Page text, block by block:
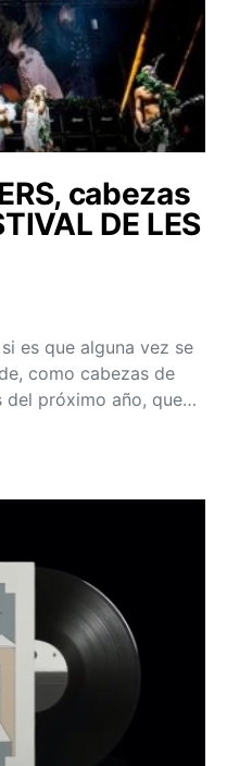
cabezas
DE LES
es que alguna vez se
como cabezas de
del próximo año, que…